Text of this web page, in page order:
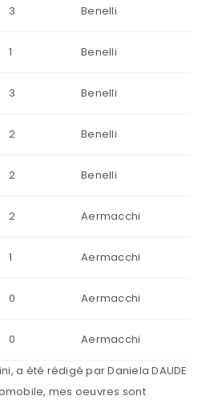
3 Benelli
1 Benelli
3 Benelli
2 Benelli
2 Benelli
2 Aermacchi
1 Aermacchi
0 Aermacchi
0 Aermacchi
a été rédigé par Daniela DAUDE
mes oeuvres sont